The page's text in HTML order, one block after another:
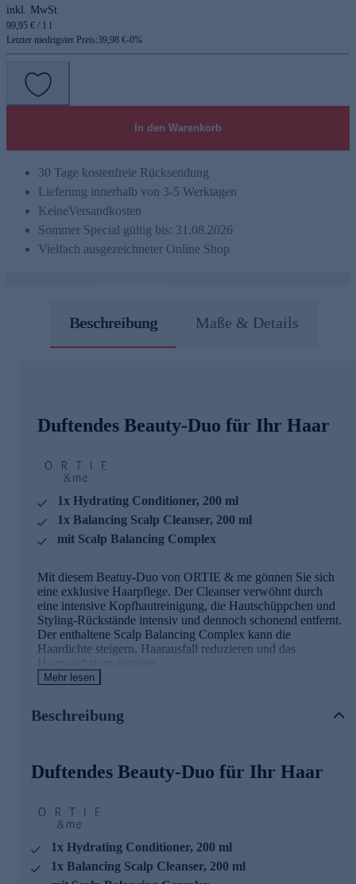
inkl. MwSt.
99,95 € / 1 l
Letzter niedrigster Preis:39,98 €-0%
In den Warenkorb
30 Tage kostenfreie Rücksendung
Lieferung innerhalb von 3-5 Werktagen
KeineVersandkosten
Sommer Special gültig bis: 31.08.2026
Vielfach ausgezeichneter Online Shop
Beschreibung Maße & Details
Duftendes Beauty-Duo für Ihr Haar
1x Hydrating Conditioner, 200 ml
1x Balancing Scalp Cleanser, 200 ml
mit Scalp Balancing Complex
Mit diesem Beatuy-Duo von ORTIE & me gönnen Sie sich
eine exklusive Haarpflege. Der Cleanser verwöhnt durch
eine intensive Kopfhautreinigung, die Hautschüppchen und
Styling-Rückstände intensiv und dennoch schonend entfernt.
Der enthaltene Scalp Balancing Complex kann die
Haardichte steigern, Haarausfall reduzieren und das
Haarwachstum anregen.
Der ORTIE & me Hydrating Conditioner versorgt Ihr Haar
Haardichte sorgen. Abgerundet wird die Spülung durch
Spliss vorbeugen. Erleben Sie mit unserem Conditioner
glänzendes und geschmeidiges Haar, ohne dass es sich
Die Hauptinhaltsstoffe im Überblick
Scalp Balancing Complexist eine einzigartige 3er
Wirkstoffkombination aus Brennnesselextrakt,
Mehr lesen
Beschreibung
Duftendes Beauty-Duo für Ihr Haar
1x Hydrating Conditioner, 200 ml
1x Balancing Scalp Cleanser, 200 ml